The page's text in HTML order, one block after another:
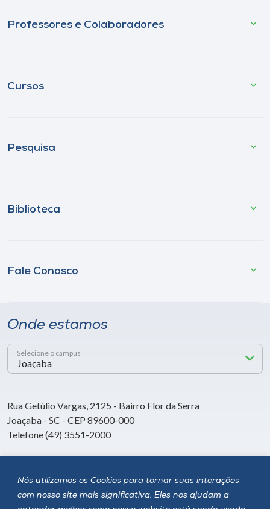
Nós utilizamos os Cookies para tornar suas interações
com nosso site mais significativa. Eles nos ajudam a
Professores e Colaboradores
Cursos
Pesquisa
Biblioteca
Fale Conosco
Onde estamos
Selecione o campus
Rua Getúlio Vargas, 2125 - Bairro Flor da Serra
Joaçaba - SC - CEP 89600-000
Telefone (49) 3551-2000
Siga a Unoesc